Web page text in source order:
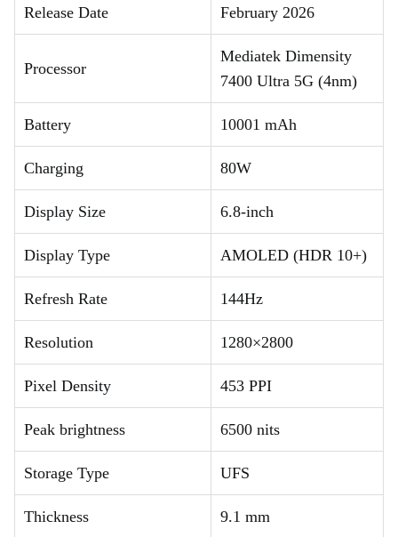
Release Date February 2026
Processor
Mediatek Dimensity
7400 Ultra 5G (4nm)
Battery 10001 mAh
Charging 80W
Display Size 6.8-inch
Display Type AMOLED (HDR 10+)
Refresh Rate 144Hz
Resolution 1280×2800
Pixel Density 453 PPI
Peak brightness 6500 nits
Storage Type UFS
Thickness 9.1 mm